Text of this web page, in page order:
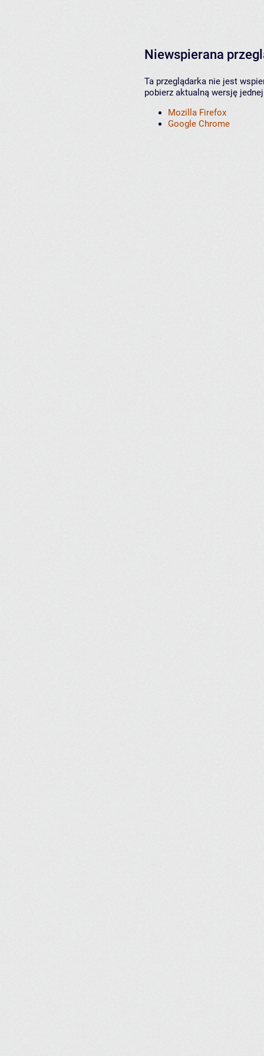
Niewspierana
Ta przeglądarka nie jest
pobierz aktualną wersję
Mozilla Firefox
Google Chrome